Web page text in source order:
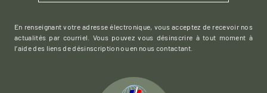
En renseignant votre adresse électronique, vous acceptez de recevoir nos
actualités par courriel. Vous pouvez vous désinscrire à tout moment à
l’aide des liens de désinscription ou en nous contactant.